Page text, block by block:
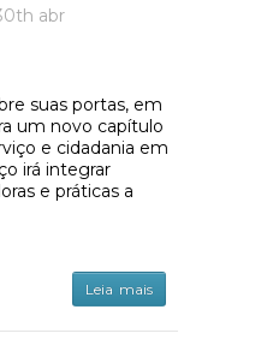
abr
suas portas, em
um novo capítulo
e cidadania em
irá integrar
e práticas a
Leia mais